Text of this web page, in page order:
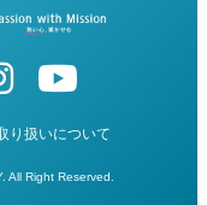
り扱いについて
All Right Reserved.